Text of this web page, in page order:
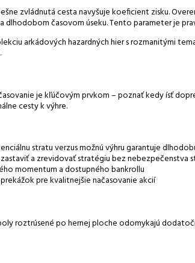
zvládnutá cesta navyšuje koeficient zisku.
časovom úseku. Tento parameter je
arkádových hazardných hier s rozmanitými
je kľúčovým prvkom – poznať kedy ísť
cesty k výhre.
stratu verzus možnú výhru garantuje
a zrevidovať stratégiu bez nebezpečenstva
momentum a dostupného bankrollu
pre kvalitnejšie načasovanie akcií
roztrúsené po hernej ploche odomykajú